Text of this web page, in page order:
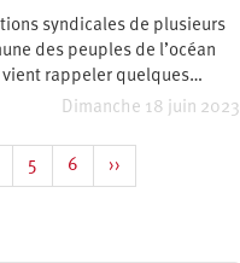
syndicales de plusieurs
des peuples de l’océan
vient rappeler quelques…
Dimanche 18 juin 2023
Page
5 Page
6
Page
suivante
››